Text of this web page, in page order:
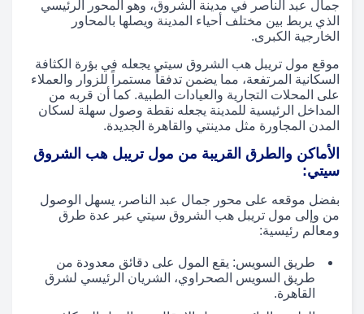
جمال عبد الناصر في مدينة الشروق، وهو المحور الرئيسي
الذي يربط بين مختلف أحياء المدينة ويصلها بالمحاور
الخارجية الكبرى.
موقع مول تريبل هب الشروق سيتي يجعله في بؤرة الكثافة
السكانية المرتفعة، مما يضمن تدفقاً مستمراً للزوار والعملاء
على المحلات التجارية والعيادات الطبية. كما أن قربه من
المداخل الرئيسية للمدينة يجعله نقطة وصول سهلة لسكان
المدن المجاورة مثل مدينتي والقاهرة الجديدة.
الأماكن والطرق القريبة من مول تريبل هب الشروق
سيتي:
بفضل موقعه على محور جمال عبد الناصر، يسهل الوصول
من وإلى مول تريبل هب الشروق سيتي عبر عدة طرق
ومعالم رئيسية:
طريق السويس: يقع المول على دقائق معدودة من
طريق السويس الصحراوي، الشريان الرئيسي لشرق
القاهرة.